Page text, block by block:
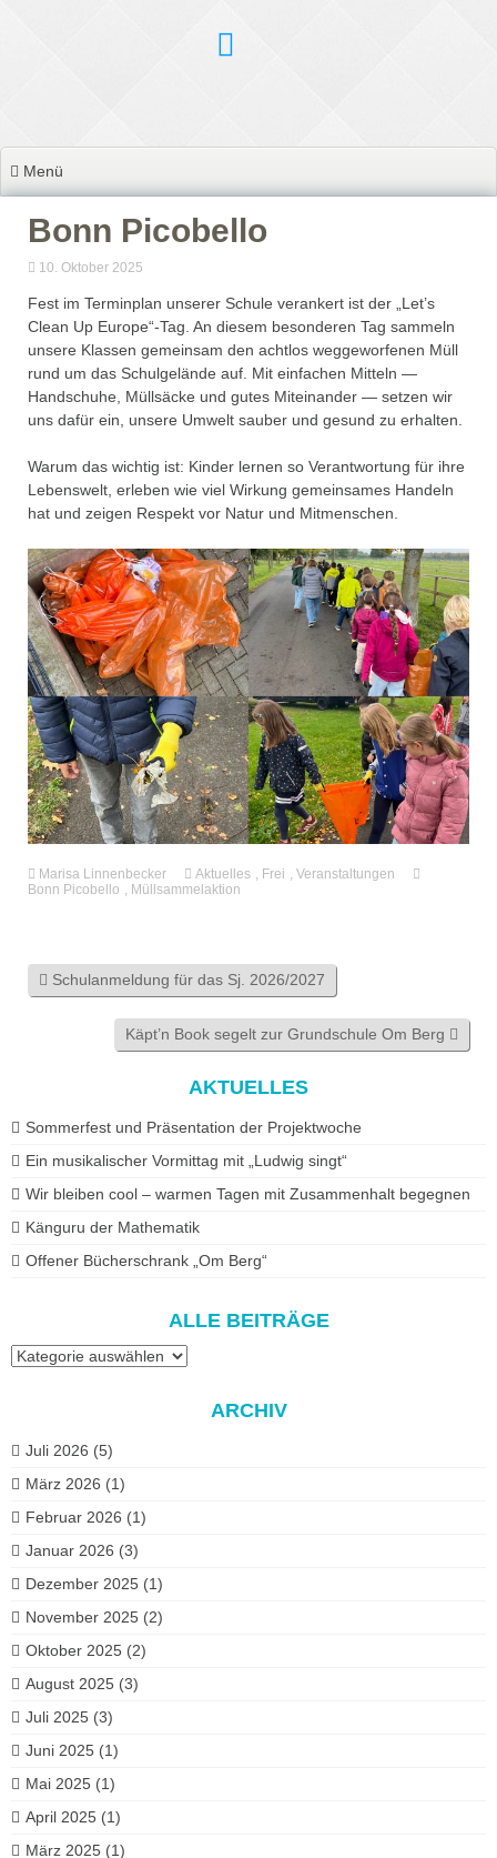
Menü
Bonn Picobello
10. Oktober 2025
Fest im Terminplan unserer Schule verankert ist der „Let’s
Clean Up Europe“-Tag. An diesem besonderen Tag sammeln
unsere Klassen gemeinsam den achtlos weggeworfenen Müll
rund um das Schulgelände auf. Mit einfachen Mitteln —
Handschuhe, Müllsäcke und gutes Miteinander — setzen wir
uns dafür ein, unsere Umwelt sauber und gesund zu erhalten.
Warum das wichtig ist: Kinder lernen so Verantwortung für ihre
Lebenswelt, erleben wie viel Wirkung gemeinsames Handeln
hat und zeigen Respekt vor Natur und Mitmenschen.
Marisa Linnenbecker Aktuelles Frei
Veranstaltungen
Bonn Picobello
Müllsammelaktion
Schulanmeldung für das Sj. 2026/2027
Käpt’n Book segelt zur Grundschule Om Berg
AKTUELLES
Sommerfest und Präsentation der Projektwoche
Ein musikalischer Vormittag mit „Ludwig singt“
Wir bleiben cool – warmen Tagen mit Zusammenhalt begegnen
Känguru der Mathematik
Offener Bücherschrank „Om Berg“
ALLE BEITRÄGE
Alle
ARCHIV
Juli 2026 (5)
März 2026 (1)
Februar 2026 (1)
Januar 2026 (3)
Dezember 2025 (1)
November 2025 (2)
Oktober 2025 (2)
August 2025 (3)
Juli 2025 (3)
Juni 2025 (1)
Mai 2025 (1)
April 2025 (1)
März 2025 (1)